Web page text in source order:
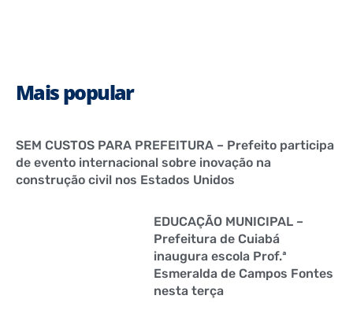
Mais popular
SEM CUSTOS PARA PREFEITURA – Prefeito participa
de evento internacional sobre inovação na
construção civil nos Estados Unidos
EDUCAÇÃO MUNICIPAL –
Prefeitura de Cuiabá
inaugura escola Prof.ª
Esmeralda de Campos Fontes
nesta terça